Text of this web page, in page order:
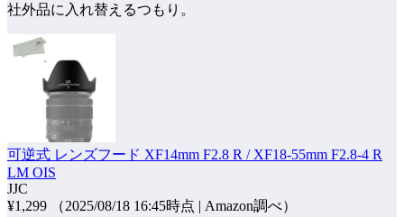
社外品に入れ替えるつもり。
可逆式 レンズフード XF14mm F2.8 R / XF18-55mm F2.8-4 R
LM OIS
JJC
¥1,299
（2025/08/18 16:45時点 | Amazon調べ）